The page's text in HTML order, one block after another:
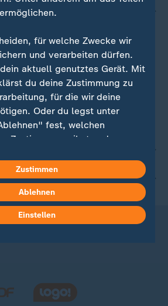
für welche Zwecke wir
und verarbeiten dürfen.
aktuell genutztes Gerät. Mit
du deine Zustimmung zu
für die wir deine
Oder du legst unter
fest, welchen
Zustimmung gibst und
mit Wirkung für die Zukunft
widerrufen oder ändern.
Impressum.
findest du in unserer
Zustimmen
Ablehnen
Einstellen